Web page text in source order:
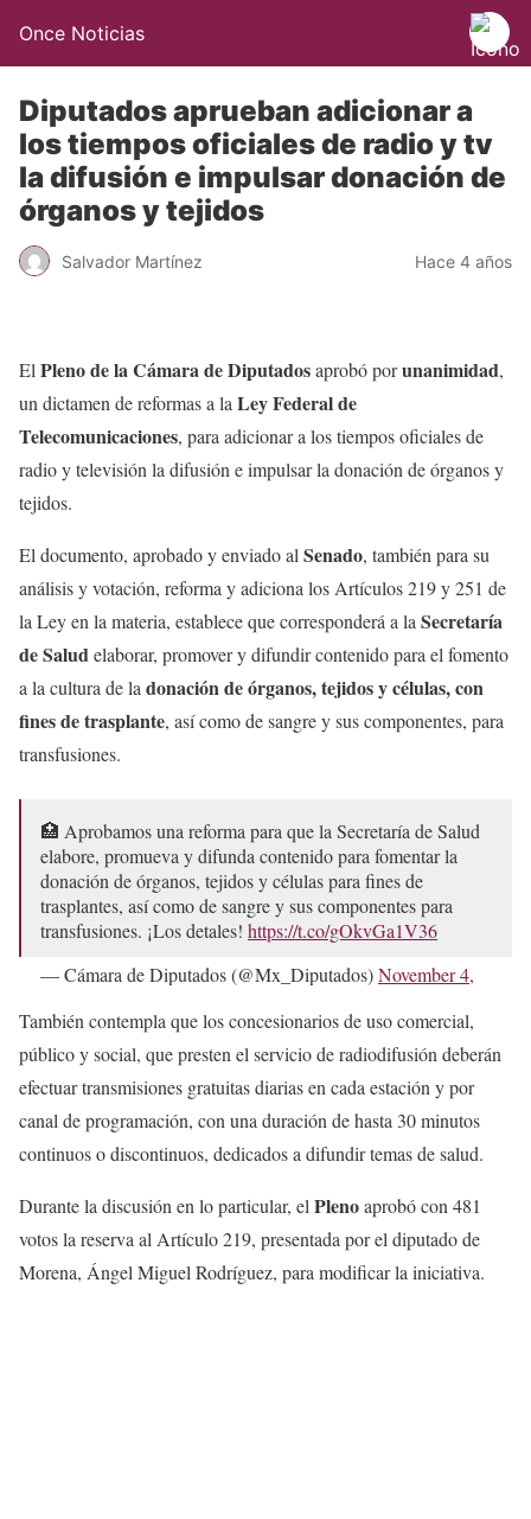
Once Noticias
Diputados aprueban adicionar a
los tiempos oficiales de radio y tv
la difusión e impulsar donación de
órganos y tejidos
Salvador Martínez Hace 4 años
El Pleno de la Cámara de Diputadosaprobó porunanimidad,
un dictamen de reformas a la Ley Federal de
Telecomunicaciones, para adicionar a los tiempos oficiales de
radio y televisión la difusión e impulsar la donación de órganos y
tejidos.
El documento, aprobado y enviado al Senado, también para su
análisis y votación, reforma y adiciona los Artículos 219 y 251 de
la Ley en la materia, establece que corresponderá a la Secretaría
de Saludelaborar, promover y difundir contenido para el fomento
a la cultura de la donación de órganos, tejidos y células, con
fines de trasplante, así como de sangre y sus componentes, para
transfusiones.
🏥 Aprobamos una reforma para que la Secretaría de Salud
elabore, promueva y difunda contenido para fomentar la
donación de órganos, tejidos y células para fines de
trasplantes, así como de sangre y sus componentes para
transfusiones. ¡Los detales! https://t.co/gOkvGa1V36
— Cámara de Diputados (@Mx_Diputados)November 4,
También contempla que los concesionarios de uso comercial,
público y social, que presten el servicio de radiodifusión deberán
efectuar transmisiones gratuitas diarias en cada estación y por
canal de programación, con una duración de hasta 30 minutos
continuos o discontinuos, dedicados a difundir temas de salud.
Durante la discusión en lo particular, el Plenoaprobó con 481
votos la reserva al Artículo 219, presentada por el diputado de
Morena, Ángel Miguel Rodríguez, para modificar la iniciativa.